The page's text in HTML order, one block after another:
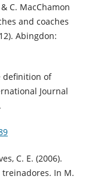
C. MacChamon
and coaches
Abingdon:
definition of
Journal
C. E. (2006).
In M.